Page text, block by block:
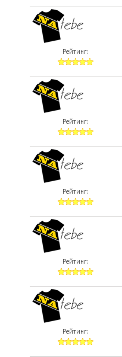
Рейтинг:
Рейтинг:
Рейтинг:
Рейтинг:
Рейтинг: